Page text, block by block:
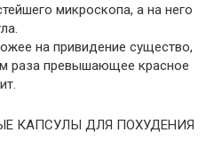
микроскопа, а на него
на привидение существо,
раза превышающее красное
КАПСУЛЫ ДЛЯ ПОХУДЕНИЯ